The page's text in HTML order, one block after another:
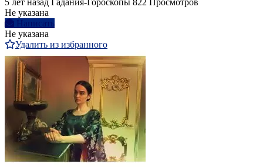
5 лет назад Гадания-Гороскопы 822 Просмотров
Не указана
Написать
Не указана
Удалить из избранного